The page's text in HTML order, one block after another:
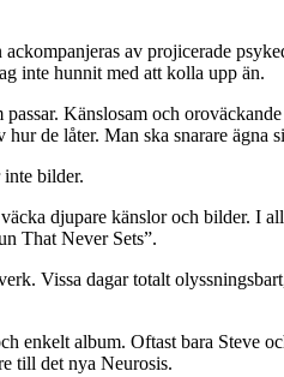
av projicerade
inte hunnit med att kolla upp än.
Känslosam och
de låter. Man ska snarare ägna
bilder.
djupare känslor och bilder. I
That Never Sets”.
Vissa dagar totalt
enkelt album. Oftast bara Steve
till det nya Neurosis.